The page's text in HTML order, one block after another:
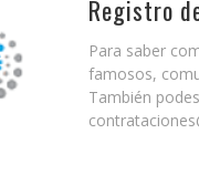
Registro
Para saber
famosos,
También